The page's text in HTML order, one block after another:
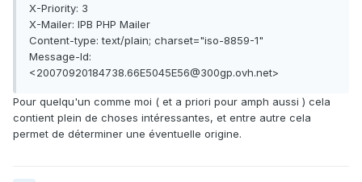
X-Priority: 3
X-Mailer: IPB PHP Mailer
Content-type: text/plain; charset="iso-8859-1"
Message-Id:
<20070920184738.66E5045E56@300gp.ovh.net>
Pour quelqu'un comme moi ( et a priori pour amph aussi ) cela
contient plein de choses intéressantes, et entre autre cela
permet de déterminer une éventuelle origine.